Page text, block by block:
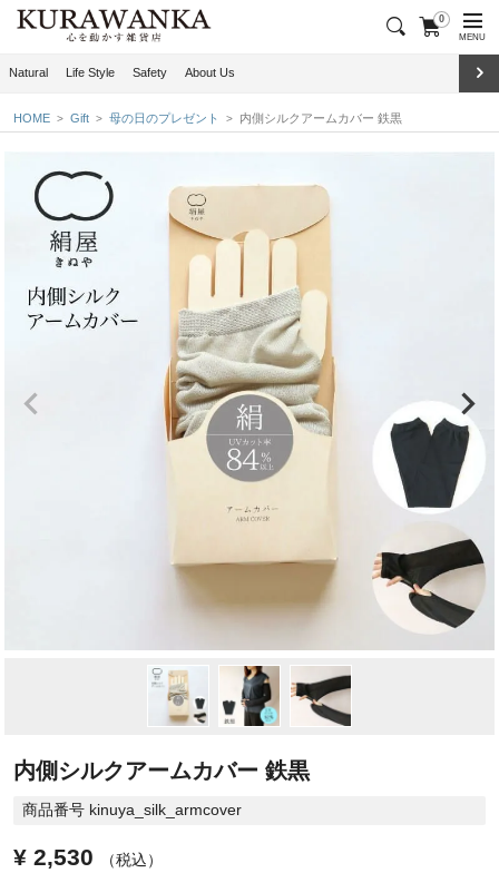
0
MENU
Natural Life Style Safety About Us
HOME Gift 母の日のプレゼント 内側シルクアームカバー 鉄黒
内側シルクアームカバー 鉄黒
商品番号 kinuya_silk_armcover
¥ 2,530
税込